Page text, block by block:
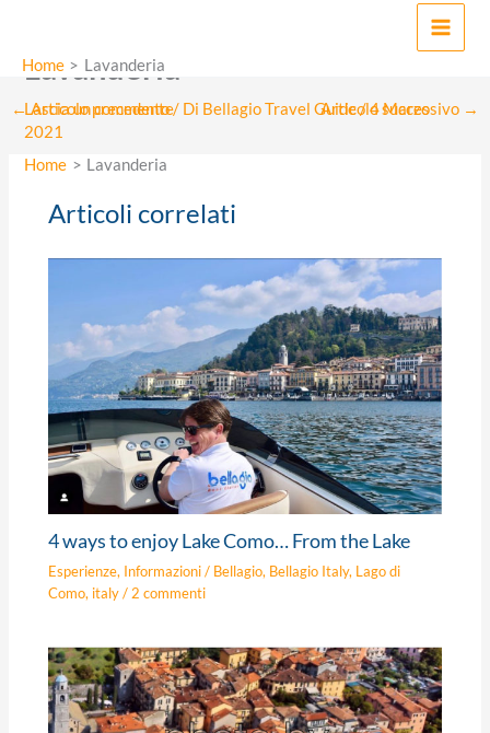
contenuto
Home Lavanderia
Lavanderia
Lascia un commento/ Di Bellagio Travel Guide/4 Marzo
2021
Home
Lavanderia
←Articolo precedente Articolo successivo →
Articoli correlati
4 ways to enjoy Lake Como… From the Lake
Esperienze, Informazioni/ Bellagio, Bellagio Italy, Lago di
Como, italy/ 2 commenti